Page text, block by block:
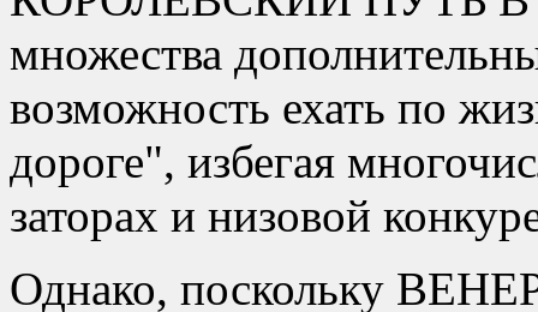
множества
возможность ехать по
дороге , избегая
заторах и низовой
Однако, поскольку